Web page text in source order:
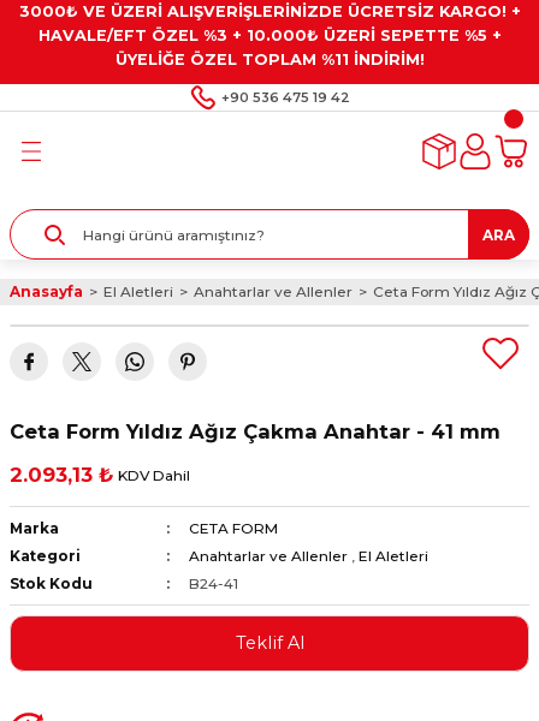
3000₺ VE ÜZERİ ALIŞVERİŞLERİNİZDE ÜCRETSİZ KARGO! +
HAVALE/EFT ÖZEL %3 + 10.000₺ ÜZERİ SEPETTE %5 +
ÜYELİĞE ÖZEL TOPLAM %11 İNDİRİM!
+90 536 475 19 42
Geri Dön
Geri Dön
Geri Dön
Gresler
Geri Dön
Alet Setleri
ve Multimetreler
ve Penseler
Geri Dön
Taşları ve
ARA
Anasayfa El Aletleri Anahtarlar ve Allenler Ceta Form Yıldız
Ceta Form Yıldız Ağız Çakma Anahtar - 41 mm
2.093,13 ₺ KDV Dahil
Marka
CETA FORM
Kategori
Anahtarlar ve Allenler , El Aletleri
Stok Kodu
B24-41
Teklif Al